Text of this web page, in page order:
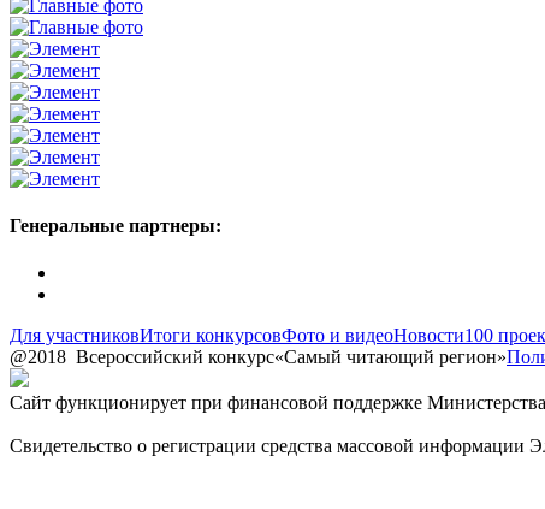
Генеральные партнеры:
Для участниковИтоги конкурсовФото и видеоНовости100
@2018 Всероссийский конкурс«Самый читающий регион»
Сайт функционирует при финансовой поддержке
Свидетельство о регистрации средства массовой